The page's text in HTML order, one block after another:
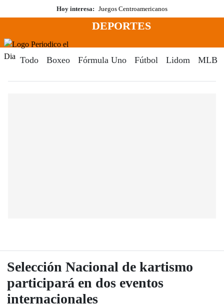
al
Hoy interesa: Juegos Centroamericanos
Menú
DEPORTES
Todo Boxeo Fórmula Uno Fútbol Lidom MLB
Selección Nacional de kartismo
participará en dos eventos
internacionales